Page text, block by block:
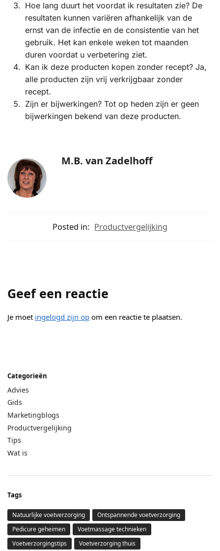
Hoe lang duurt het voordat ik resultaten zie? De
resultaten kunnen variëren afhankelijk van de
ernst van de infectie en de consistentie van het
gebruik. Het kan enkele weken tot maanden
duren voordat u verbetering ziet.
Kan ik deze producten kopen zonder recept? Ja,
alle producten zijn vrij verkrijgbaar zonder
recept.
Zijn er bijwerkingen? Tot op heden zijn er geen
bijwerkingen bekend van deze producten.
M.B. van Zadelhoff
Posted in: Productvergelijking
Geef een reactie
Je moet ingelogd zijn op om een reactie te plaatsen.
Categorieën
Advies
Gids
Marketingblogs
Productvergelijking
Tips
Wat is
Tags
Natuurlijke voetverzorging
Ontspannende voetverzorging
Pedicure geheimen
Voetmassage technieken
Voetverzorgingstips
Voetverzorging thuis